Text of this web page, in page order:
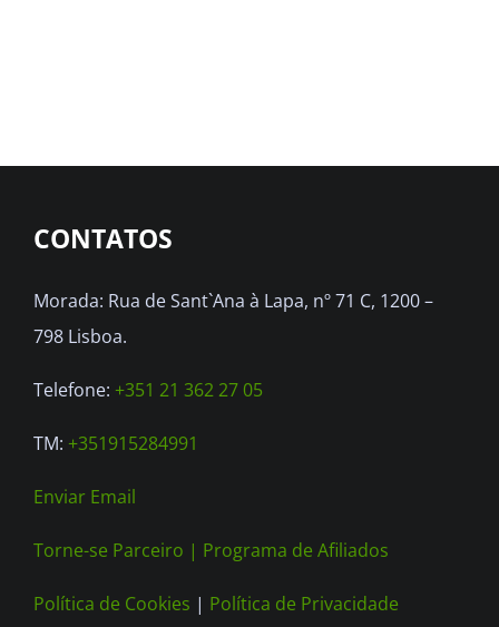
CONTATOS
Morada: Rua de Sant`Ana à Lapa, nº 71 C, 1200 –
798 Lisboa.
Telefone: +351 21 362 27 05
TM: +351915284991
Enviar Email
Torne-se Parceiro | Programa de Afiliados
Política de Cookies | Política de Privacidade